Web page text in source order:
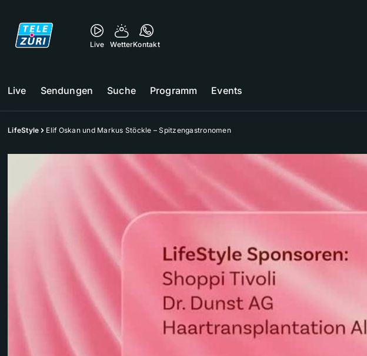
Live WetterKontakt
Live Sendungen Suche Programm Events
LifeStyle Elif Oskan und Markus Stöckle – Spitzengastronomen